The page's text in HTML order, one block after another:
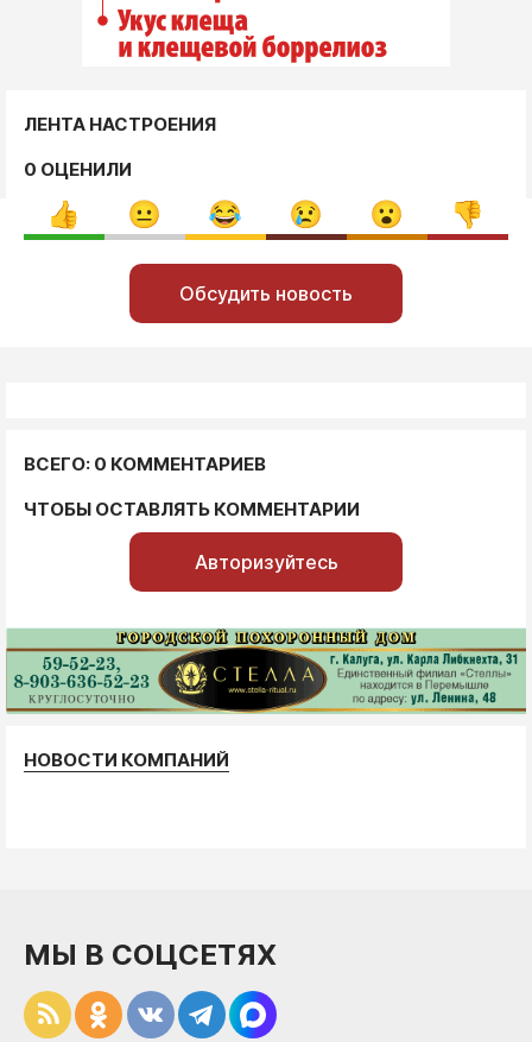
ЛЕНТА НАСТРОЕНИЯ
0 ОЦЕНИЛИ
Обсудить новость
ВСЕГО: 0 КОММЕНТАРИЕВ
ЧТОБЫ ОСТАВЛЯТЬ КОММЕНТАРИИ
Авторизуйтесь
НОВОСТИ КОМПАНИЙ
МЫ В СОЦСЕТЯХ